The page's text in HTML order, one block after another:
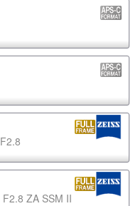
ZA SSM II